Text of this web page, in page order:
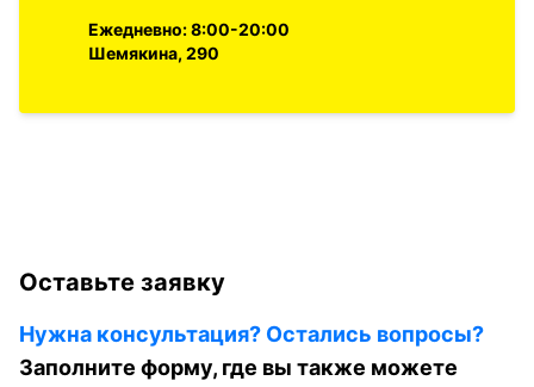
Ежедневно: 8:00-20:00
Шемякина, 290
Оставьте заявку
Нужна консультация? Остались вопросы?
Заполните форму, где вы также можете